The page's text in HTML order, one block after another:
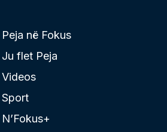
Peja në Fokus
Ju flet Peja
Videos
Sport
N’Fokus+